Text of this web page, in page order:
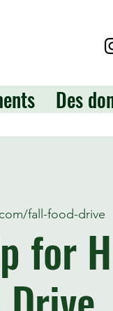
Des
fall-food-drive
for